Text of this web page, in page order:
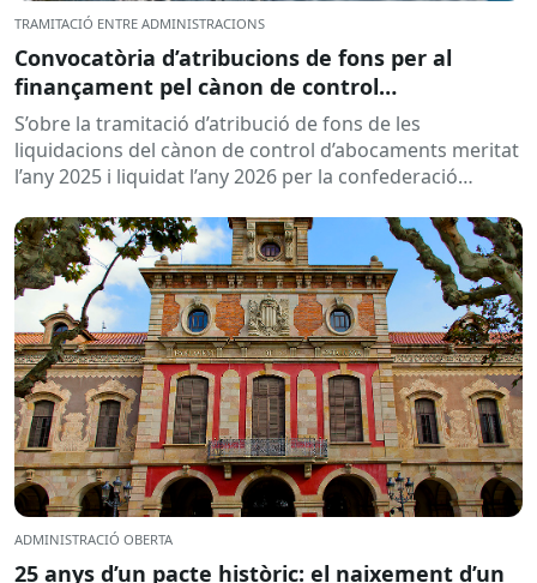
TRAMITACIÓ ENTRE ADMINISTRACIONS
Convocatòria d’atribucions de fons per al
finançament pel cànon de control
d’abocaments meritat l’any 2025 i liquidat l’any
2026
S’obre la tramitació d’atribució de fons de les
liquidacions del cànon de control d’abocaments meritat
l’any 2025 i liquidat l’any 2026 per la confederació
ADMINISTRACIÓ OBERTA
25 anys d’un pacte històric: el naixement d’un